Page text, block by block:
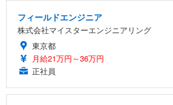
フィールドエンジニア
株式会社マイスターエンジニアリング
東京都
月給21万円～36万円
正社員